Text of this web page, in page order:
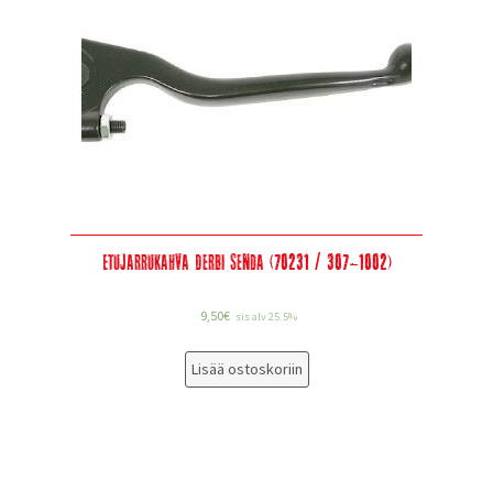
Etujarrukahva Derbi Senda (70231 / 307-1002)
9,50€ sis alv 25.5%
Lisää ostoskoriin